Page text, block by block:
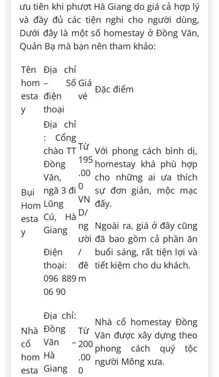
ưu tiên khi phượt Hà Giang do giá cả hợp lý
và đầy đủ các tiện nghi cho người dùng,
Dưới đây là một số homestay ở Đồng Văn,
Quản Bạ mà bạn nên tham khảo:
Tên
hom
esta
y
Địa chỉ
– Số
điện
thoại
Giá
vé
Đặc điểm
Bụi
Hom
esta
y
Địa chỉ
: Cổng
chào TT
Đồng
Văn,
ngã 3 đi
Lũng
Cú, Hà
Giang
Điện
thoại:
096 889
06 90
Từ
195
.00
0
VN
D/
ng
ười
/
đê
m
Với phong cách bình dị,
homestay khá phù hợp
cho những ai ưa thích
sự đơn giản, mộc mạc
đấy.
Ngoài ra, giá ở đây cũng
đã bao gồm cả phần ăn
buổi sáng, rất tiện lợi và
tiết kiệm cho du khách.
Nhà
cổ
hom
esta
Địa chỉ:
Đồng
Văn –
Hà
Giang
Từ
200
.00
0
Nhà cổ homestay Đồng
Văn được xây dựng theo
phong cách quý tộc
người Mông xưa.